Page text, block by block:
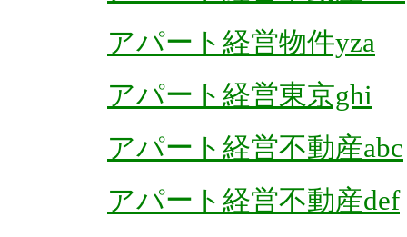
アパート経営物件yza
アパート経営東京ghi
アパート経営不動産abc
アパート経営不動産def